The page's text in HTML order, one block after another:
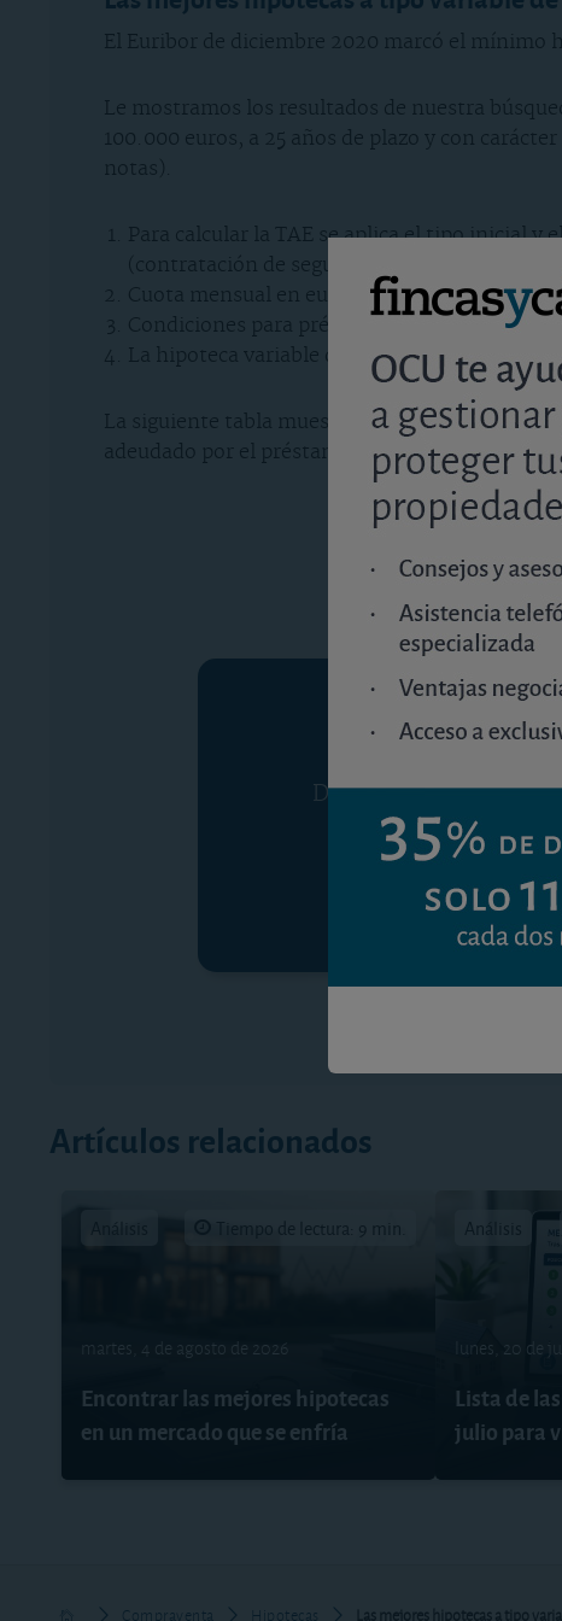
El Euribor de diciembre 2020 marcó el mínimo
Le mostramos los resultados de nuestra
100.000 euros, a 25 años de plazo y con
notas).
Para calcular la TAE se aplica el tipo inicial y
(contratación de seguros o tarjetas).
Cuota mensual en euros para el primer año
Condiciones para préstamos de hasta 70%
La hipoteca variable de Open Bank para el
La siguiente tabla muestra la lista de mejores
adeudado por el préstamo en sus 25 años de
Debe ser suscriptor
Artículos relacionados
Tiempo de lectura: 9 min.
martes, 4 de agosto de 2026
Encontrar las mejores hipotecas
en un mercado que se enfría
Análisis
lunes, 20 de
Lista de
julio para
Compraventa Hipotecas Las mejores hipotecas a tipo